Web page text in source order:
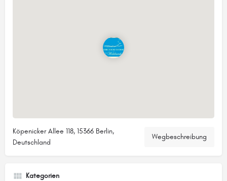
Köpenicker Allee 118, 15366 Berlin,
Deutschland
Wegbeschreibung
Kategorien